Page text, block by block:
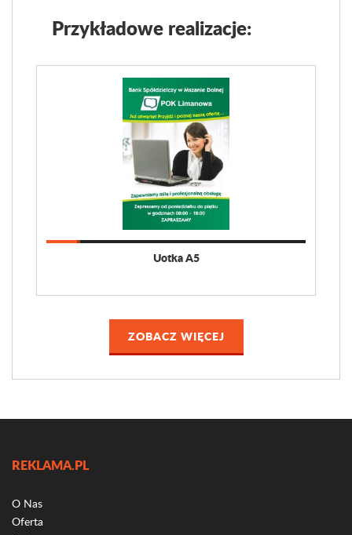
Przykładowe realizacje:
Uotka A5
ZOBACZ WIĘCEJ
REKLAMA.PL
O Nas
Oferta